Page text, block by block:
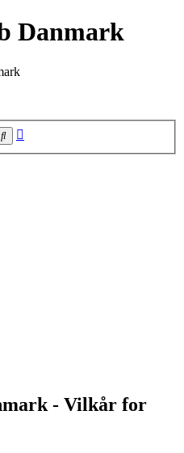
Danmark
Søg
- Vilkår for